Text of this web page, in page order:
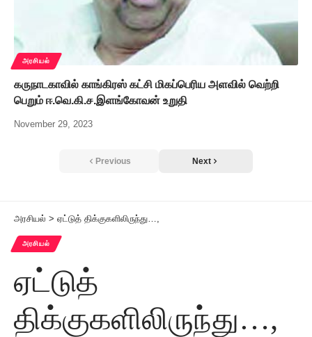
அரசியல்
கருநாடகாவில் காங்கிரஸ் கட்சி மிகப்பெரிய அளவில் வெற்றி
பெறும் ஈ.வெ.கி.ச.இளங்கோவன் உறுதி
November 29, 2023
Previous Next
அரசியல் > ஏட்டுத் திக்குகளிலிருந்து…,
அரசியல்
ஏட்டுத்
திக்குகளிலிருந்து…,